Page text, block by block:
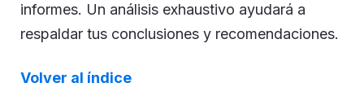
informes. Un análisis exhaustivo ayudará a
respaldar tus conclusiones y recomendaciones.
Volver al índice